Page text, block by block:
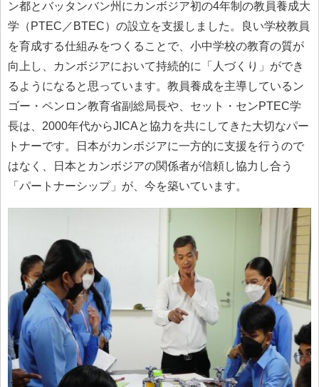
ン都とバッタンバン州にカンボジア初の4年制の教員養成大
学（PTEC／BTEC）の設立を支援しました。良い学校教員
を育成する仕組みをつくることで、小中学校の教育の質が
向上し、カンボジアにおいて持続的に「人づくり」ができ
るようになると思っています。教員養成を主導しているン
ゴー・ペンロン教育省副総局長や、セット・センPTEC学
長は、2000年代からJICAと協力を共にしてきた大切なパー
トナーです。日本がカンボジアに一方的に支援を行うので
はなく、日本とカンボジアの関係者が信頼し協力し合う
「パートナーシップ」が、今を築いています。